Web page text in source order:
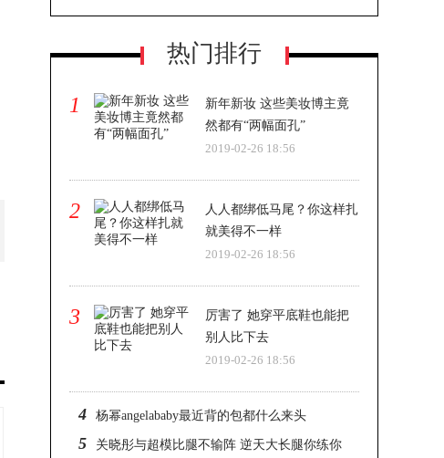
热门排行
1
新年新妆 这些美妆博主竟
然都有“两幅面孔”
2019-02-26 18:56
2
人人都绑低马尾？你这样扎
就美得不一样
2019-02-26 18:56
3
厉害了 她穿平底鞋也能把
别人比下去
2019-02-26 18:56
4 杨幂angelababy最近背的包都什么来头
5 关晓彤与超模比腿不输阵 逆天大长腿你练你